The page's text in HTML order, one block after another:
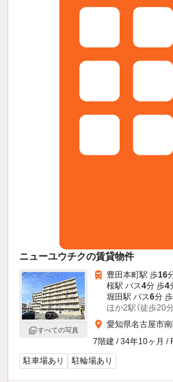
ニューユウチクの賃貸物件
すべての写真
豊田本町駅 歩16
桜駅 バス4分 歩4
堀田駅 バス6分 歩
ほか2駅（徒歩20分
愛知県名古屋市
7階建 / 34年10ヶ月 /
駐車場あり
駐輪場あり